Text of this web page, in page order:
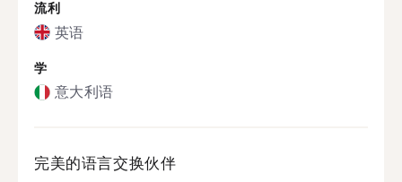
流利
英语
学
意大利语
完美的语言交换伙伴